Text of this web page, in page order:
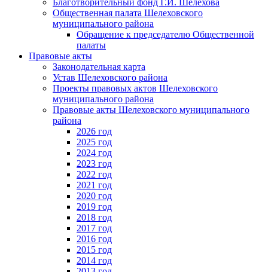
Общественная палата Шелеховского
муниципального района
Обращение к председателю Общественной
палаты
Правовые акты
Законодательная карта
Устав Шелеховского района
Проекты правовых актов Шелеховского
муниципального района
Правовые акты Шелеховского муниципального
района
2026 год
2025 год
2024 год
2023 год
2022 год
2021 год
2020 год
2019 год
2018 год
2017 год
2016 год
2015 год
2014 год